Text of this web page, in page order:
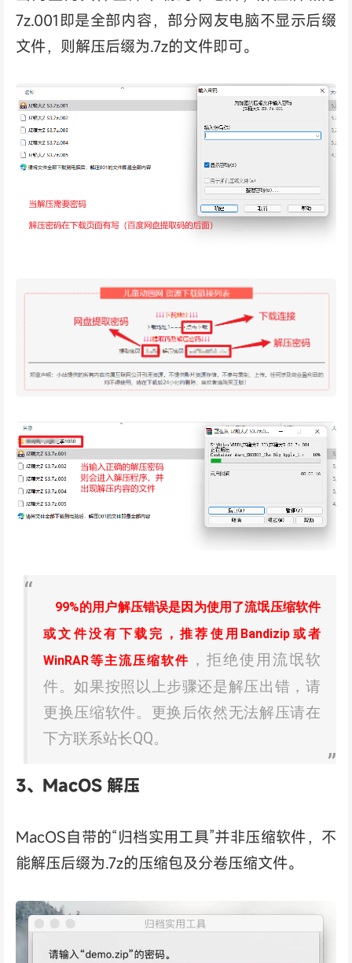
7z.001即是全部内容，部分网友电脑不显示后缀
文件，则解压后缀为.7z的文件即可。
99%的用户解压错误是因为使用了流氓压缩软件
或文件没有下载完，推荐使用Bandizip或者
WinRAR等主流压缩软件 ，拒绝使用流氓软
件。如果按照以上步骤还是解压出错，请
更换压缩软件。更换后依然无法解压请在
下方联系站长QQ。
3、MacOS 解压
MacOS自带的“归档实用工具”并非压缩软件，不
能解压后缀为.7z的压缩包及分卷压缩文件。